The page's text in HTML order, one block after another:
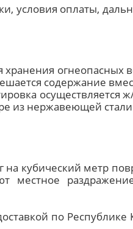
условия оплаты,
хранения
содержание
осуществляется
из нержавеющей
на кубический метр
местное
по Республике